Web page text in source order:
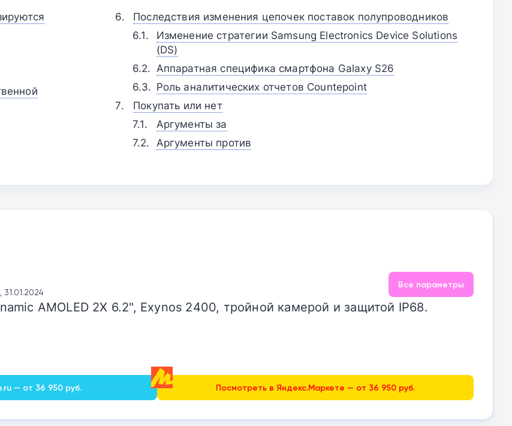
Последствия изменения цепочек поставок полупроводников
Изменение стратегии Samsung Electronics Device Solutions
(DS)
Аппаратная специфика смартфона Galaxy S26
Роль аналитических отчетов Countepoint
Покупать или нет
Аргументы за
Аргументы против
Все параметры
AMOLED 2X 6.2", Exynos 2400, тройной камерой и защитой IP68.
— от 36 950 руб. Посмотреть в Яндекс.Маркете — от 36 950 руб.